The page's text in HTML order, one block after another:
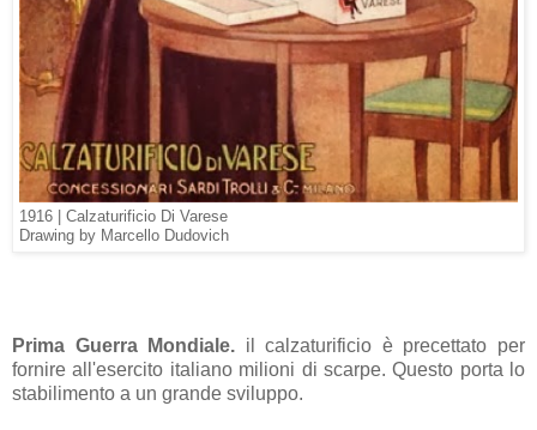
1916 | Calzaturificio Di Varese
Drawing by Marcello Dudovich
Prima Guerra Mondiale. il calzaturificio è precettato per
fornire all'esercito italiano milioni di scarpe. Questo porta lo
stabilimento a un grande sviluppo.